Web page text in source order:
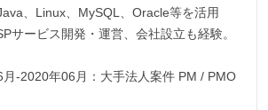
、Linux、MySQL、Oracle等を活用
サービス開発・運営、会社設立も経験。
-2020年06月：大手法人案件 PM / PMO